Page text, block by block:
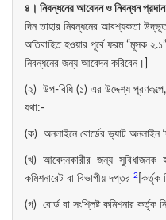
৪। নিবন্ধনের আবেদন ও নিবন্ধন
দিন তাহার নিবন্ধনের আবশ্যকতা
অতিবাহিত হওয়ার পূর্বে ফরম “মূসক
নিবন্ধনের জন্য আবেদন করিবেন।]
(২) উপ-বিধি (১) এর উদ্দেশ্য পূরণকল্পে,
যথা:-
(ক) অনলাইনে বোর্ডের ভ্যাট অনলাইন
(খ) আবেদনকারীর জন্য
কমিশনারেট বা বিভাগীয় দপ্তর 2 [কর্তৃক
(গ) বোর্ড বা সংশ্লিষ্ট কমিশনার কর্তৃক